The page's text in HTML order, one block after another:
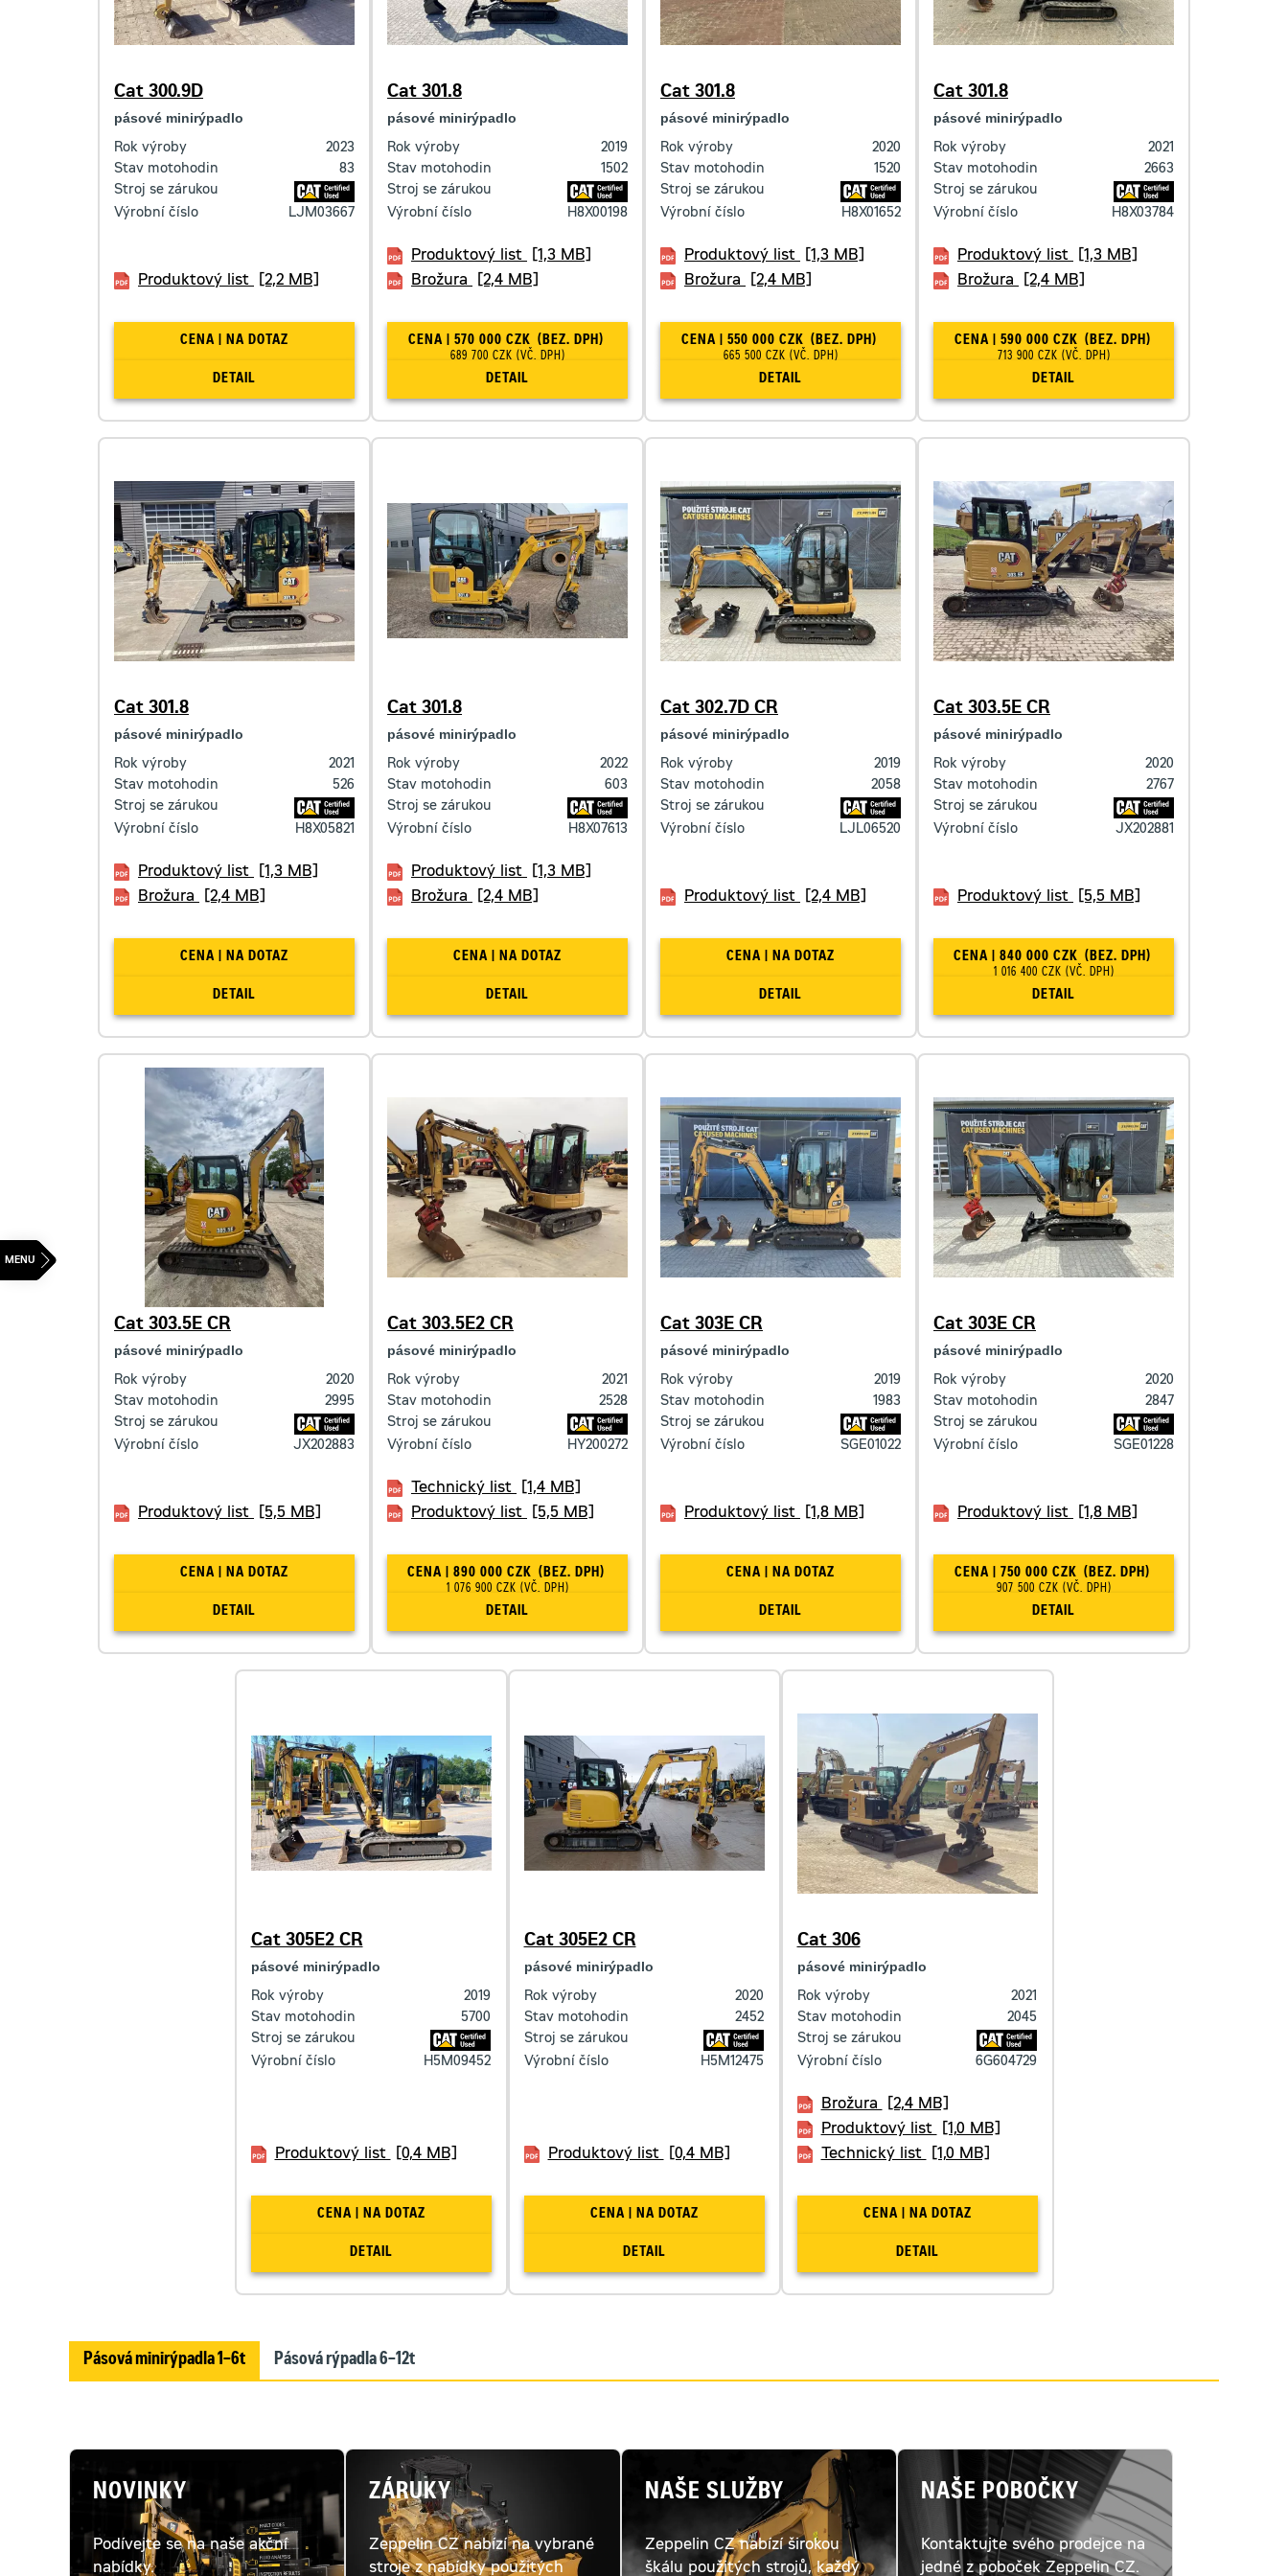
Cat 300.9D
pásové minirýpadlo
Rok výroby
2023
Stav motohodin
83
Stroj se zárukou
Výrobní číslo
LJM03667
Produktový list [2,2 MB]
CENA | NA DOTAZ
DETAIL
Cat 301.8
pásové minirýpadlo
Rok výroby
2019
Stav motohodin
1502
Stroj se zárukou
Výrobní číslo
H8X00198
Produktový list
[1,3 MB]
Brožura
[2,4 MB]
CENA | 570 000 CZK (BEZ. DPH)
689 700 CZK (VČ. DPH)
DETAIL
Cat 301.8
pásové minirýpadlo
Rok výroby
2020
Stav motohodin
1520
Stroj se zárukou
Výrobní číslo
H8X01652
Produktový list
[1,3 MB]
Brožura
[2,4 MB]
CENA | 550 000 CZK (BEZ. DPH)
665 500 CZK (VČ. DPH)
DETAIL
Cat 301.8
pásové minirýpadlo
Rok výroby
2021
Stav motohodin
2663
Stroj se zárukou
Výrobní číslo
H8X03784
Produktový list
[1,3 MB]
Brožura
[2,4 MB]
CENA | 590 000 CZK (BEZ. DPH)
713 900 CZK (VČ. DPH)
DETAIL
Cat 301.8
pásové minirýpadlo
Rok výroby
2021
Stav motohodin
526
Stroj se zárukou
Výrobní číslo
H8X05821
Produktový list
[1,3 MB]
Brožura
[2,4 MB]
CENA | NA DOTAZ
DETAIL
Cat 301.8
pásové minirýpadlo
Rok výroby
2022
Stav motohodin
603
Stroj se zárukou
Výrobní číslo
H8X07613
Produktový list
[1,3 MB]
Brožura
[2,4 MB]
CENA | NA DOTAZ
DETAIL
Cat 302.7D CR
pásové minirýpadlo
Rok výroby
2019
Stav motohodin
2058
Stroj se zárukou
Výrobní číslo
LJL06520
Produktový list [2,4 MB]
CENA | NA DOTAZ
DETAIL
Cat 303.5E CR
pásové minirýpadlo
Rok výroby
2020
Stav motohodin
2767
Stroj se zárukou
Výrobní číslo
JX202881
Produktový list [5,5 MB]
CENA | 840 000 CZK (BEZ. DPH)
1 016 400 CZK (VČ. DPH)
DETAIL
Cat 303.5E CR
pásové minirýpadlo
Rok výroby
2020
Stav motohodin
2995
Stroj se zárukou
Výrobní číslo
JX202883
Produktový list [5,5 MB]
CENA | NA DOTAZ
DETAIL
Cat 303.5E2 CR
pásové minirýpadlo
Rok výroby
2021
Stav motohodin
2528
Stroj se zárukou
Výrobní číslo
HY200272
Technický list
[1,4 MB]
Produktový list
[5,5 MB]
CENA | 890 000 CZK (BEZ. DPH)
1 076 900 CZK (VČ. DPH)
DETAIL
Cat 303E CR
pásové minirýpadlo
Rok výroby
2019
Stav motohodin
1983
Stroj se zárukou
Výrobní číslo
SGE01022
Produktový list [1,8 MB]
CENA | NA DOTAZ
DETAIL
Cat 303E CR
pásové minirýpadlo
Rok výroby
2020
Stav motohodin
2847
Stroj se zárukou
Výrobní číslo
SGE01228
Produktový list [1,8 MB]
CENA | 750 000 CZK (BEZ. DPH)
907 500 CZK (VČ. DPH)
DETAIL
Cat 305E2 CR
pásové minirýpadlo
Rok výroby
2019
Stav motohodin
5700
Stroj se zárukou
Výrobní číslo
H5M09452
Produktový list [0,4 MB]
CENA | NA DOTAZ
DETAIL
Cat 305E2 CR
pásové minirýpadlo
Rok výroby
2020
Stav motohodin
2452
Stroj se zárukou
Výrobní číslo
H5M12475
Produktový list [0,4 MB]
CENA | NA DOTAZ
DETAIL
Cat 306
pásové minirýpadlo
Rok výroby
2021
Stav motohodin
2045
Stroj se zárukou
Výrobní číslo
6G604729
Brožura
[2,4 MB]
Produktový list
[1,0 MB]
Technický list
[1,0 MB]
CENA | NA DOTAZ
DETAIL
Pásová minirýpadla 1–6t Pásová rýpadla 6–12t
NOVINKY
Podívejte se na naše akční
nabídky.
ZÁRUKY
Zeppelin CZ nabízí na vybrané
stroje z nabídky použitých
NAŠE SLUŽBY
Zeppelin CZ nabízí širokou
škálu použitých strojů, každý
NAŠE POBOČKY
Kontaktujte svého prodejce na
jedné z poboček Zeppelin CZ.